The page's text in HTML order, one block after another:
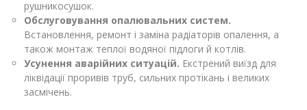
рушникосушок.
Обслуговування опалювальних систем.
Встановлення, ремонт і заміна радіаторів опалення, а
також монтаж теплої водяної підлоги й котлів.
Усунення аварійних ситуацій. Екстрений виїзд для
ліквідації проривів труб, сильних протікань і великих
засмічень.